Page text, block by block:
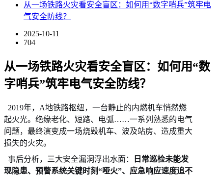
从一场铁路火灾看安全盲区：如何用“数字哨兵”筑牢电
气安全防线？
2025-10-11
704
从一场铁路火灾看安全盲区：如何用“数
字哨兵”筑牢电气安全防线？
2019年，A地铁路枢纽，一台静止的内燃机车悄然燃
起火光。绝缘老化、短路、电弧……一系列熟悉的电气
问题，最终演变成一场烧毁机车、波及站房、造成重大
损失的火灾。
事后分析，三大安全漏洞浮出水面：
日常巡检未能发
现隐患、预警系统关键时刻“哑火”、应急响应速度追不